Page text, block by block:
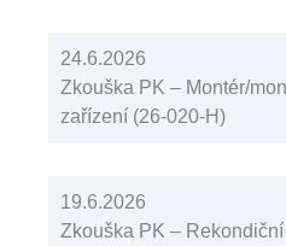
24.6.2026
Zkouška PK – Montér/
zařízení (26-020-H)
19.6.2026
Zkouška PK –